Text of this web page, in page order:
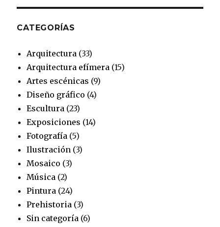
CATEGORÍAS
Arquitectura (33)
Arquitectura efímera (15)
Artes escénicas (9)
Diseño gráfico (4)
Escultura (23)
Exposiciones (14)
Fotografía (5)
Ilustración (3)
Mosaico (3)
Música (2)
Pintura (24)
Prehistoria (3)
Sin categoría (6)